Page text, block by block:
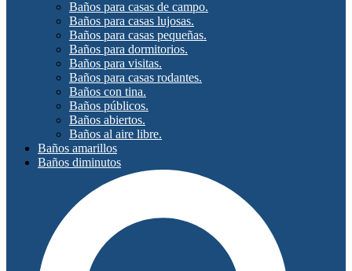
Baños para casas de campo.
Baños para casas lujosas.
Baños para casas pequeñas.
Baños para dormitorios.
Baños para visitas.
Baños para casas rodantes.
Baños con tina.
Baños públicos.
Baños abiertos.
Baños al aire libre.
Baños amarillos
Baños diminutos